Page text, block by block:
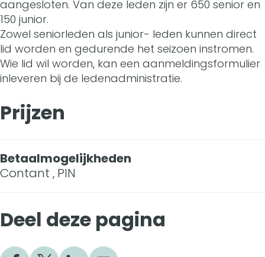
n
g
r
g
s
h
g
i
n
e
r
g
e
n
i
g
i
B
e
r
g
e
n
g
B
e
g
e
n
s
n
i
g
g
e
r
e
n
i
g
i
n
B
e
r
n
n
i
s
v
e
n
i
aangesloten. Van deze leden zijn er 650 senior en
150 junior.
Zowel seniorleden als junior- leden kunnen direct
lid worden en gedurende het seizoen instromen.
Wie lid wil worden, kan een aanmeldingsformulier
inleveren bij de ledenadministratie.
Prijzen
Betaalmogelijkheden
Contant , PIN
Deel deze pagina